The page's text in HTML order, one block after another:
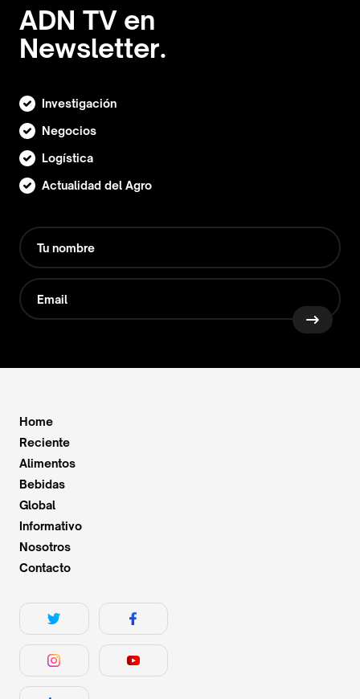
ADN TV en
Newsletter.
Investigación
Negocios
Logística
Actualidad del Agro
Home
Reciente
Alimentos
Bebidas
Global
Informativo
Nosotros
Contacto